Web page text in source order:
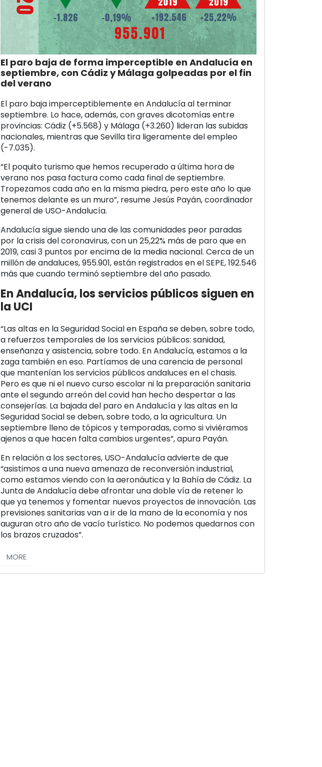
El paro baja de forma imperceptible en Andalucía en
septiembre, con Cádiz y Málaga golpeadas por el fin
del verano
El paro baja imperceptiblemente en Andalucía al terminar
septiembre. Lo hace, además, con graves dicotomías entre
provincias: Cádiz (+5.568) y Málaga (+3.260) lideran las subidas
nacionales, mientras que Sevilla tira ligeramente del empleo
(-7.035).
“El poquito turismo que hemos recuperado a última hora de
verano nos pasa factura como cada final de septiembre.
Tropezamos cada año en la misma piedra, pero este año lo que
tenemos delante es un muro”, resume Jesús Payán, coordinador
general de USO-Andalucía.
Andalucía sigue siendo una de las comunidades peor paradas
por la crisis del coronavirus, con un 25,22% más de paro que en
2019, casi 3 puntos por encima de la media nacional. Cerca de un
millón de andaluces, 955.901, están registrados en el SEPE, 192.546
más que cuando terminó septiembre del año pasado.
En Andalucía, los servicios públicos siguen en
la UCI
“Las altas en la Seguridad Social en España se deben, sobre todo,
a refuerzos temporales de los servicios públicos: sanidad,
enseñanza y asistencia, sobre todo. En Andalucía, estamos a la
zaga también en eso. Partíamos de una carencia de personal
que mantenían los servicios públicos andaluces en el chasis.
Pero es que ni el nuevo curso escolar ni la preparación sanitaria
ante el segundo arreón del covid han hecho despertar a las
consejerías. La bajada del paro en Andalucía y las altas en la
Seguridad Social se deben, sobre todo, a la agricultura. Un
septiembre lleno de tópicos y temporadas, como si viviéramos
ajenos a que hacen falta cambios urgentes”, apura Payán.
En relación a los sectores, USO-Andalucía advierte de que
“asistimos a una nueva amenaza de reconversión industrial,
como estamos viendo con la aeronáutica y la Bahía de Cádiz. La
Junta de Andalucía debe afrontar una doble vía de retener lo
que ya tenemos y fomentar nuevos proyectos de innovación. Las
previsiones sanitarias van a ir de la mano de la economía y nos
auguran otro año de vacío turístico. No podemos quedarnos con
los brazos cruzados”.
MORE